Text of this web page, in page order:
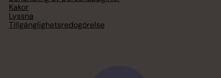
Kakor
Lyssna
Tillgänglighetsredogörelse